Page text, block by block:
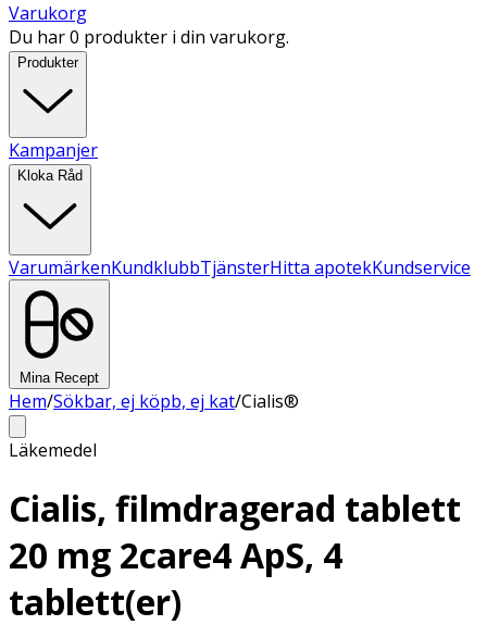
Varukorg
Du har 0 produkter i din varukorg.
Produkter
Kampanjer
Kloka Råd
VarumärkenKundklubbTjänsterHitta apotekKundservice
Mina Recept
Hem/Sökbar, ej köpb, ej kat/Cialis®
Läkemedel
Cialis, filmdragerad tablett
20 mg 2care4 ApS, 4
tablett(er)